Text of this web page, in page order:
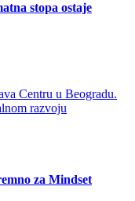
stopa ostaje
za Mindset